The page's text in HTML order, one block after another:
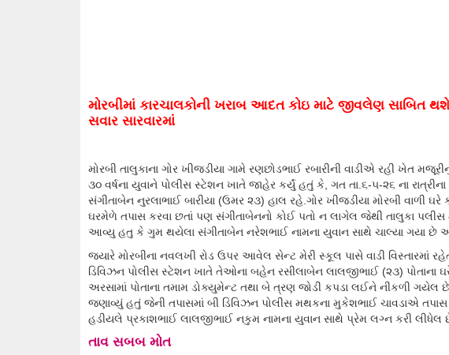
મોરબીમાં કારચાલકોની ખરાબ આદત કોઇ માટે જીવલેણ સાબિત
સવાર સારવારમાં
મોરબી તાલુકાના ગોર ખીજડીયા ગામે રણછોડભાઈ રબારીની વાડીએ રહી ખેત
૩૦ વર્ષના યુવાને પોલીસ સ્ટેશન ખાતે જાહેર કર્યું હતું કે, ગત તા.૬-૫-૨૬ ના
સંગીતાબેન નુરલાભાઈ બારીયા (ઉમર ૨૩) હાલ રહે.ગોર ખીજડીયા મોરબી વાળી
ઘરમેળે તપાસ કરવા છતાં પણ સંગીતાબેનનો કોઈ પતો ન લાગેલ જેથી તાલુકા
આવ્યુ હતુ કે ગુમ થયેલા સંગીતાબેન નરેશભાઈ નામના યુવાન સાથે ચાલ્યા ગયા છે
જયારે મોરબીના નવલખી રોડ ઉપર આવેલ સેન્ટ મેરી સ્કૂલ પાસે વાડી વિસ્તારમાં
ડિવિઝન પોલીસ સ્ટેશન ખાતે તેઓના બહેન રસીલાબેન લાલજીભાઈ (૨૩) પોતાના
અરસામાં પોતાના તમામ ડોક્યુમેન્ટ તથા બે ત્રણ જોડી કપડા લઈને નીકળી
જણાવ્યું હતું જેની તપાસમાં બી ડિવિઝન પોલીસ મથકના મુકેશભાઈ ચાવડાએ
હડીયલે પ્રકાશભાઈ લાલજીભાઈ નકુમ નામના યુવાન સાથે પ્રેમ લગ્ન કરી
તાવ સબબ મોત